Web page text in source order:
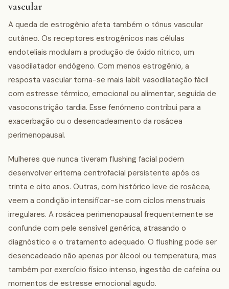
vascular
A queda de estrogênio afeta também o tônus vascular
cutâneo. Os receptores estrogênicos nas células
endoteliais modulam a produção de óxido nítrico, um
vasodilatador endógeno. Com menos estrogênio, a
resposta vascular torna-se mais labil: vasodilatação fácil
com estresse térmico, emocional ou alimentar, seguida de
vasoconstrição tardia. Esse fenômeno contribui para a
exacerbação ou o desencadeamento da rosácea
perimenopausal.
Mulheres que nunca tiveram flushing facial podem
desenvolver eritema centrofacial persistente após os
trinta e oito anos. Outras, com histórico leve de rosácea,
veem a condição intensificar-se com ciclos menstruais
irregulares. A rosácea perimenopausal frequentemente se
confunde com pele sensível genérica, atrasando o
diagnóstico e o tratamento adequado. O flushing pode ser
desencadeado não apenas por álcool ou temperatura, mas
também por exercício físico intenso, ingestão de cafeína ou
momentos de estresse emocional agudo.